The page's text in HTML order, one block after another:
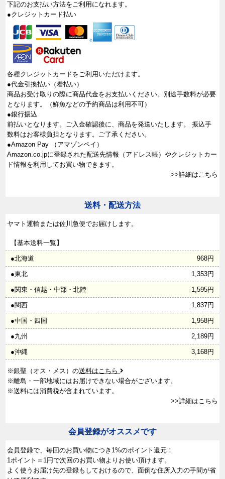
下記のお支払い方法をご利用になれます。
●クレジットカード払い
各種クレジットカードをご利用いただけます。
●代金引換払い（着払い）
商品お受け取りの際に商品代金をお支払いください。別途手数料が必要
となります。（鮮魚などの予約商品は利用不可）
●銀行振込
前払いとなります。ご入金確認後に、商品を発送いたします。 振込手
数料はお客様負担となります。ご了承ください。
●Amazon Pay （アマゾンペイ）
Amazon.co.jpに登録された配送先情報（アドレス帳）やクレジットカー
ド情報を利用してお買い物できます。
>>詳細はこちら
送料・配送方法
ヤマト運輸または佐川急便でお届けします。
【基本送料一覧】
●北海道 968円
●東北 1,353円
●関東・信越・中部・北陸 1,595円
●関西 1,837円
●中国・四国 1,958円
●九州 2,189円
●沖縄 3,168円
※銀聖（オス・メス）の送料はこちら
※離島・一部地域にはお届けできない場合がございます。
※送料には消費税が含まれています。
>>詳細はこちら
会員登録がオススメです
会員登録で、毎回のお買い物につき1%のポイント還元！
1ポイント＝1円で次回のお買い物よりお使い頂けます。
よく使うお届け先の登録もしておけるので、面倒な住所入力の手間が省